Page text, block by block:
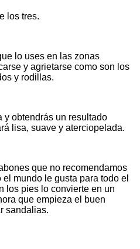
los tres.
lo uses en las zonas
y agrietarse como son los
y rodillas.
y obtendrás un resultado
lisa, suave y aterciopelada.
que no recomendamos
mundo le gusta para todo el
los pies lo convierte en un
que empieza el buen
sandalias.